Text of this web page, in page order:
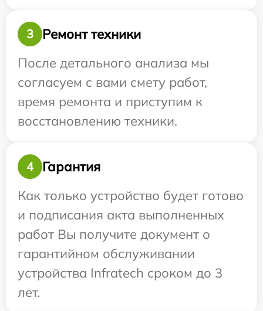
3
Ремонт техники
После детального анализа мы
согласуем с вами смету работ,
время ремонта и приступим к
восстановлению техники.
4
Гарантия
Как только устройство будет готово
и подписания акта выполненных
работ Вы получите документ о
гарантийном обслуживании
устройства Infratech сроком до 3
лет.